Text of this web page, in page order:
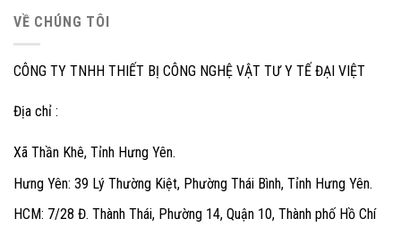
VỀ CHÚNG TÔI
CÔNG TY TNHH THIẾT BỊ CÔNG NGHỆ VẬT TƯ Y TẾ ĐẠI VIỆT
Địa chỉ :
Xã Thần Khê, Tỉnh Hưng Yên.
Hưng Yên: 39 Lý Thường Kiệt, Phường Thái Bình, Tỉnh Hưng Yên.
HCM: 7/28 Đ. Thành Thái, Phường 14, Quận 10, Thành phố Hồ Chí